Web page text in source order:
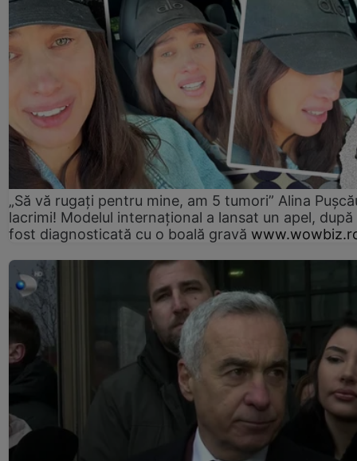
„Să vă rugați pentru mine, am 5 tumori” Alina
lacrimi! Modelul internațional a lansat un apel, după
fost diagnosticată cu o boală gravă